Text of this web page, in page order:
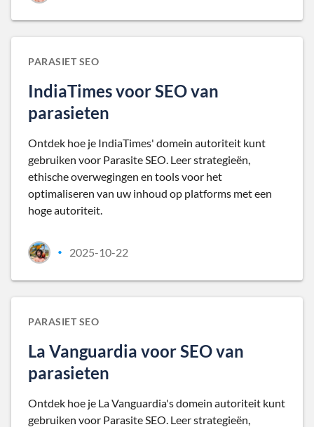
PARASIET SEO
IndiaTimes voor SEO van
parasieten
Ontdek hoe je IndiaTimes' domein autoriteit kunt
gebruiken voor Parasite SEO. Leer strategieën,
ethische overwegingen en tools voor het
optimaliseren van uw inhoud op platforms met een
hoge autoriteit.
• 2025-10-22
PARASIET SEO
La Vanguardia voor SEO van
parasieten
Ontdek hoe je La Vanguardia's domein autoriteit kunt
gebruiken voor Parasite SEO. Leer strategieën,